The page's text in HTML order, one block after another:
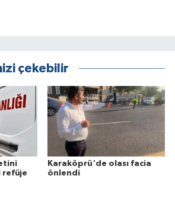
çekebilir
Karaköprü'de olası facia
önlendi